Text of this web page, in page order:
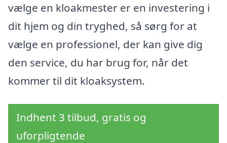
vælge en kloakmester er en investering i
dit hjem og din tryghed, så sørg for at
vælge en professionel, der kan give dig
den service, du har brug for, når det
kommer til dit kloaksystem.
Indhent 3 tilbud, gratis og
uforpligtende